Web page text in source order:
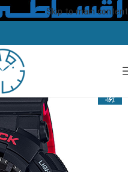
Skip to main content
-16%